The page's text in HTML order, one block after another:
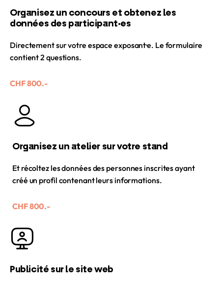
Organisez un concours et obtenez les
données des participant·es
Directement sur votre espace exposant·e. Le formulaire
contient 2 questions.
CHF 800.-
Organisez un atelier sur votre stand
Et récoltez les données des personnes inscrites ayant
créé un profil contenant leurs informations.
CHF 800.-
Publicité sur le site web